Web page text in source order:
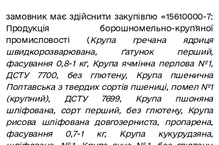
замовник має здійснити закупівлю «15610000-7:
Продукція борошномельно-круп'яної
промисловості
(Крупа гречана ядриця
швидкорозварювана, ґатунок перший,
фасування 0,8-1 кг, Крупа ячмінна перлова №1,
ДСТУ 7700, без глютену, Крупа пшенична
Полтавська з твердих сортів пшениці, помел №1
(крупний), ДСТУ 7699, Крупа пшоняна
шліфована, сорт перший, без глютену, Крупа
рисова шліфована довгозерниста, пропарена,
фасування 0,7-1 кг, Крупа кукурудзяна,